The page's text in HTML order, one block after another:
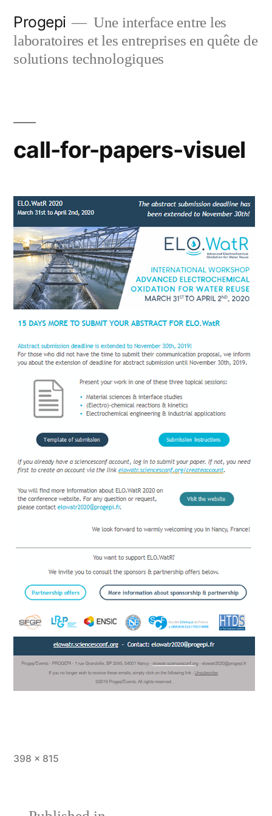
content
Progepi
Une interface entre les
laboratoires et les entreprises en quête de
solutions technologiques
call-for-papers-visuel
Full
398 × 815